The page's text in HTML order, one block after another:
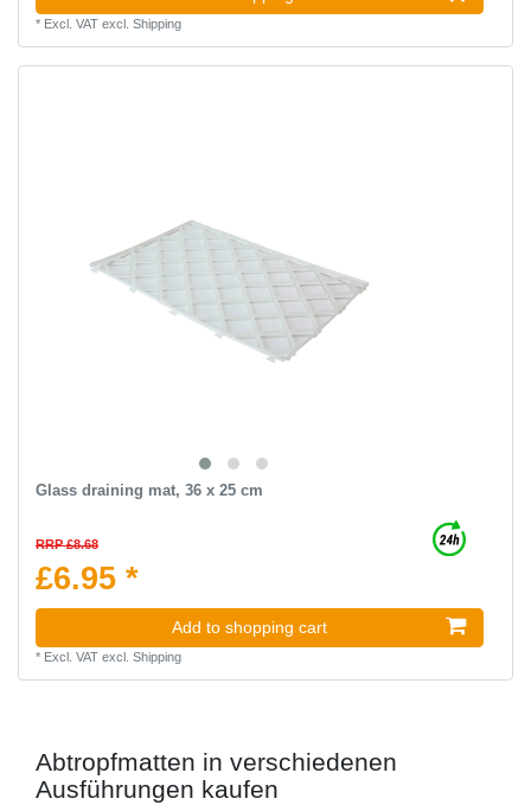
* Excl. VATexcl. Shipping
Glass draining mat, 36 x 25 cm
RRP £8.68
£6.95 *
Add to shopping cart
* Excl. VATexcl. Shipping
Abtropfmatten in verschiedenen
Ausführungen kaufen